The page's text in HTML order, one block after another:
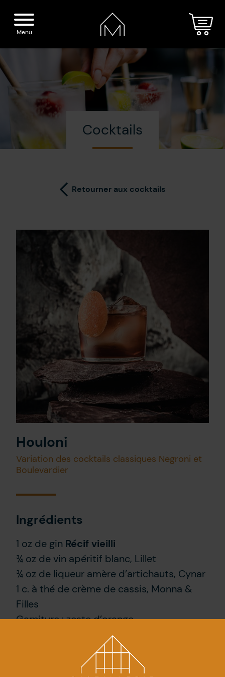
Accueil
Nos spiritueux
Boutique
Nous joindre
EN
Menu
Cocktails
Retourner aux cocktails
Houloni
Variation des cocktails classiques Negroni et
Boulevardier
Ingrédients
1 oz de gin Récif vieilli
¾ oz de vin apéritif blanc, Lillet
¾ oz de liqueur amère d’artichauts, Cynar
1 c. à thé de crème de cassis, Monna &
Filles
Garniture : zeste d’orange